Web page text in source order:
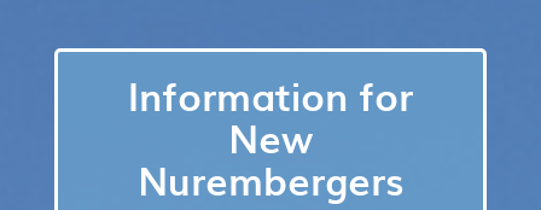
Information for
New
Nurembergers